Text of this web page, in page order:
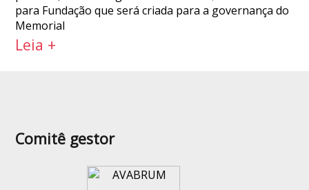
para Fundação que será criada para a governança do
Memorial
Leia +
Comitê gestor